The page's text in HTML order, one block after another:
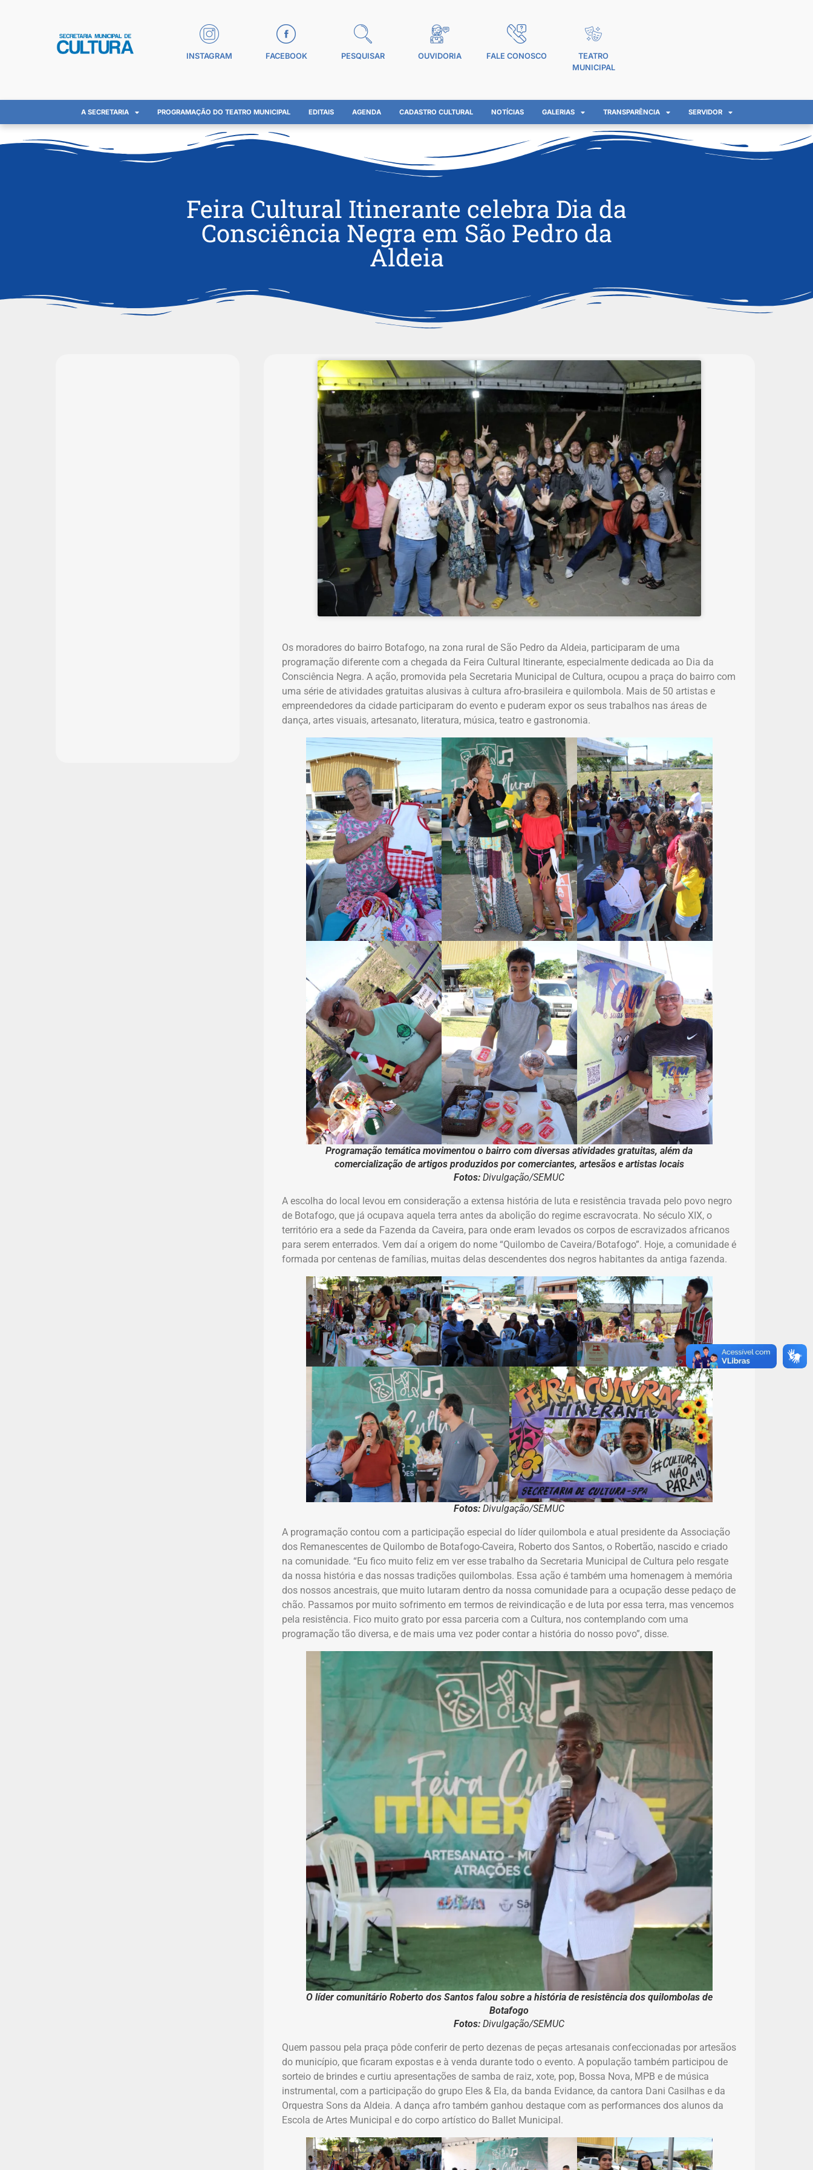
INSTAGRAM FACEBOOK PESQUISAR OUVIDORIA FALE CONOSCO
TEATRO
MUNICIPAL
A SECRETARIA PROGRAMAÇÃO DO TEATRO MUNICIPAL EDITAIS AGENDA CADASTRO CULTURAL NOTÍCIAS GALERIAS TRANSPARÊNCIA SERVIDOR
Feira Cultural Itinerante celebra Dia da
Consciência Negra em São Pedro da
Aldeia
Os moradores do bairro Botafogo, na zona rural de São Pedro da Aldeia, participaram de uma
programação diferente com a chegada da Feira Cultural Itinerante, especialmente dedicada ao Dia da
Consciência Negra. A ação, promovida pela Secretaria Municipal de Cultura, ocupou a praça do bairro com
uma série de atividades gratuitas alusivas à cultura afro-brasileira e quilombola. Mais de 50 artistas e
empreendedores da cidade participaram do evento e puderam expor os seus trabalhos nas áreas de
dança, artes visuais, artesanato, literatura, música, teatro e gastronomia.
Programação temática movimentou o bairro com diversas atividades gratuitas, além da
comercialização de artigos produzidos por comerciantes, artesãos e artistas locais
Fotos: Divulgação/SEMUC
A escolha do local levou em consideração a extensa história de luta e resistência travada pelo povo negro
de Botafogo, que já ocupava aquela terra antes da abolição do regime escravocrata. No século XIX, o
território era a sede da Fazenda da Caveira, para onde eram levados os corpos de escravizados africanos
para serem enterrados. Vem daí a origem do nome “Quilombo de Caveira/Botafogo”. Hoje, a comunidade é
formada por centenas de famílias, muitas delas descendentes dos negros habitantes da antiga fazenda.
Fotos: Divulgação/SEMUC
A programação contou com a participação especial do líder quilombola e atual presidente da Associação
dos Remanescentes de Quilombo de Botafogo-Caveira, Roberto dos Santos, o Robertão, nascido e criado
na comunidade. “Eu fico muito feliz em ver esse trabalho da Secretaria Municipal de Cultura pelo resgate
da nossa história e das nossas tradições quilombolas. Essa ação é também uma homenagem à memória
dos nossos ancestrais, que muito lutaram dentro da nossa comunidade para a ocupação desse pedaço de
chão. Passamos por muito sofrimento em termos de reivindicação e de luta por essa terra, mas vencemos
pela resistência. Fico muito grato por essa parceria com a Cultura, nos contemplando com uma
programação tão diversa, e de mais uma vez poder contar a história do nosso povo”, disse.
O líder comunitário Roberto dos Santos falou sobre a história de resistência dos quilombolas de
Botafogo
Fotos: Divulgação/SEMUC
Quem passou pela praça pôde conferir de perto dezenas de peças artesanais confeccionadas por artesãos
do município, que ficaram expostas e à venda durante todo o evento. A população também participou de
sorteio de brindes e curtiu apresentações de samba de raiz, xote, pop, Bossa Nova, MPB e de música
instrumental, com a participação do grupo Eles & Ela, da banda Evidance, da cantora Dani Casilhas e da
Orquestra Sons da Aldeia. A dança afro também ganhou destaque com as performances dos alunos da
Escola de Artes Municipal e do corpo artístico do Ballet Municipal.